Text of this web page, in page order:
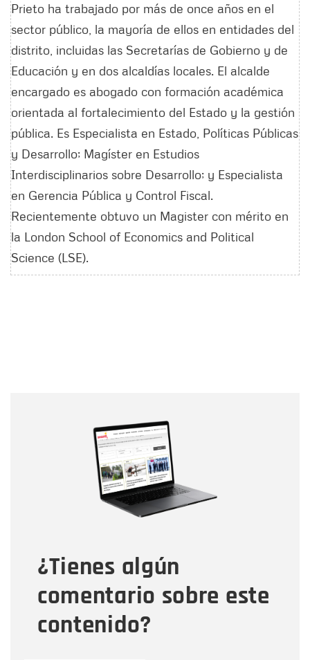
Prieto ha trabajado por más de once años en el
sector público, la mayoría de ellos en entidades del
distrito, incluidas las Secretarías de Gobierno y de
Educación y en dos alcaldías locales. El alcalde
encargado es abogado con formación académica
orientada al fortalecimiento del Estado y la gestión
pública. Es Especialista en Estado, Políticas Públicas
y Desarrollo; Magíster en Estudios
Interdisciplinarios sobre Desarrollo; y Especialista
en Gerencia Pública y Control Fiscal.
Recientemente obtuvo un Magister con mérito en
la London School of Economics and Political
Science (LSE).
¿Tienes algún
comentario sobre este
contenido?
Correo electrónico
Tipo de comentario
Mensaje